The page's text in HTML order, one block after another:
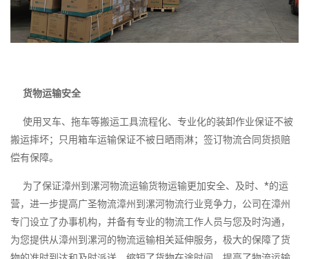
货物运输安全
使用叉车、拖车等搬运工具流程化、专业化的装卸作业保证不被
搬运摔坏；只用箱车运输保证不被日晒雨淋；签订物流合同货损赔
偿有保障。
为了保证漳州到漯河物流运输货物运输更加安全、及时、*的运
营，进一步提高广圣物流漳州到漯河物流行业竞争力，公司在漳州
专门设立了办事机构，并备有专业的物流工作人员与您及时沟通，
为您提供从漳州到漯河的物流运输相关延伸服务，极大的保障了货